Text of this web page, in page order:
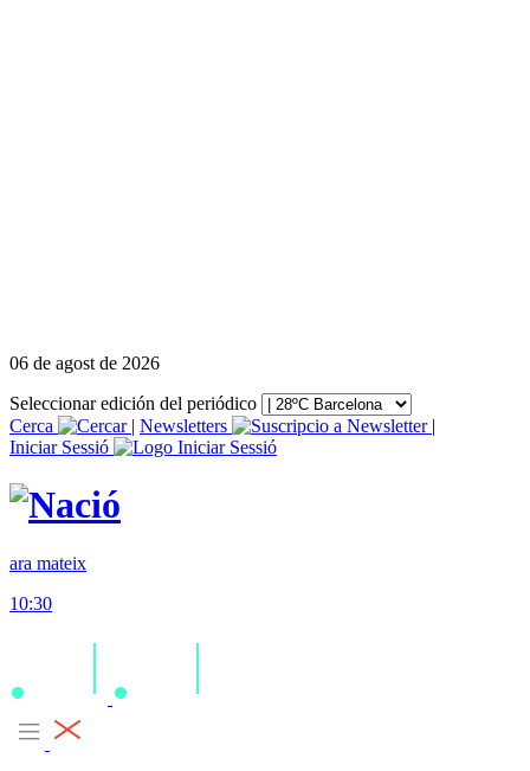
06 de agost de 2026
Seleccionar edición del periódico
Cerca
| Newsletters
|
Iniciar Sessió
ara mateix
10:30